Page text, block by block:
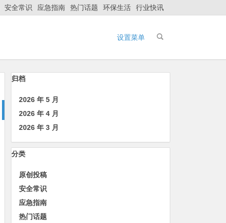
安全常识 应急指南 热门话题 环保生活 行业快讯
设置菜单
归档
2026 年 5 月
2026 年 4 月
2026 年 3 月
分类
原创投稿
安全常识
应急指南
热门话题